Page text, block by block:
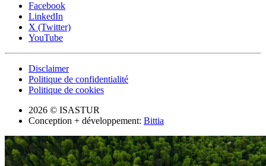
Facebook
LinkedIn
X (Twitter)
YouTube
Disclaimer
Politique de confidentialité
Politique de cookies
2026 © ISASTUR
Conception + développement: Bittia